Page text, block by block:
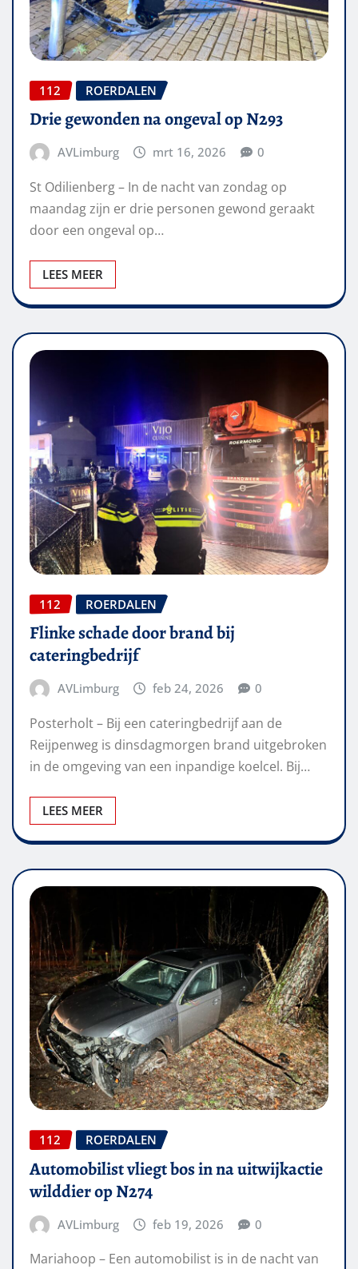
112 ROERDALEN
Drie gewonden na ongeval op N293
AVLimburg mrt 16, 2026 0
St Odilienberg – In de nacht van zondag op
maandag zijn er drie personen gewond geraakt
door een ongeval op…
LEES MEER
112 ROERDALEN
Flinke schade door brand bij
cateringbedrijf
AVLimburg feb 24, 2026 0
Posterholt – Bij een cateringbedrijf aan de
Reijpenweg is dinsdagmorgen brand uitgebroken
in de omgeving van een inpandige koelcel. Bij…
LEES MEER
112 ROERDALEN
Automobilist vliegt bos in na uitwijkactie
wilddier op N274
AVLimburg feb 19, 2026 0
Mariahoop – Een automobilist is in de nacht van